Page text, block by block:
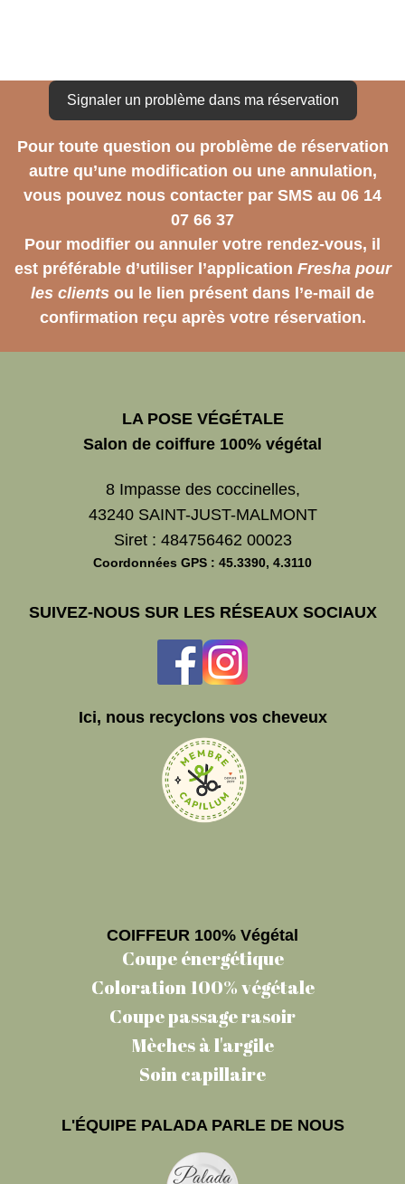
Signaler un problème dans ma réservation
Pour toute question ou problème de réservation
autre qu’une modification ou une annulation,
vous pouvez nous contacter par SMS au 06 14
07 66 37
Pour modifier ou annuler votre rendez-vous, il
est préférable d’utiliser l’application Fresha pour
les clients ou le lien présent dans l’e-mail de
confirmation reçu après votre réservation.
LA POSE VÉGÉTALE
Salon de coiffure 100% végétal
8 Impasse des coccinelles,
43240 SAINT-JUST-MALMONT
Siret : 484756462 00023
Coordonnées GPS : 45.3390, 4.3110
SUIVEZ-NOUS SUR LES RÉSEAUX SOCIAUX
Ici, nous recyclons vos cheveux
COIFFEUR 100% Végétal
Coupe énergétique
Coloration 100% végétale
Coupe passage rasoir
Mèches à l'argile
Soin capillaire
L'ÉQUIPE PALADA PARLE DE NOUS